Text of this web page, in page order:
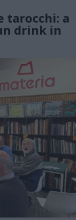
tarocchi: a
drink in